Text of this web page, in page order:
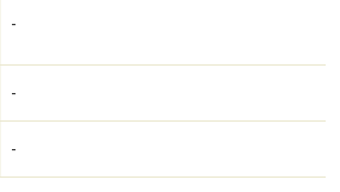
-
-
-